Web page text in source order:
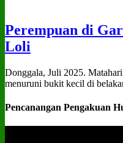
Perempuan di
Loli
Donggala, Juli 2025.
menuruni bukit kecil di
Pencanangan Pengakuan